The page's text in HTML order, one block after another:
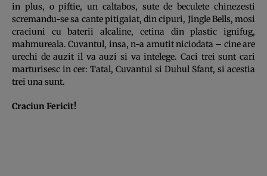
in plus, o piftie, un caltabos, sute de beculete chinezesti
scremandu-se sa cante pitigaiat, din cipuri, Jingle Bells, mosi
craciuni cu baterii alcaline, cetina din plastic ignifug,
mahmureala. Cuvantul, insa, n-a amutit niciodata – cine are
urechi de auzit il va auzi si va intelege. Caci trei sunt cari
marturisesc in cer: Tatal, Cuvantul si Duhul Sfant, si acestia
trei una sunt.
Craciun Fericit!